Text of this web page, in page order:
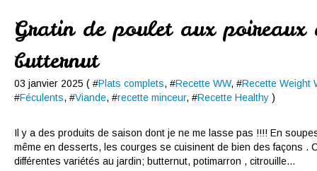
Gratin de poulet aux
butternut
03 janvier 2025 ( #Plats complets, #Recette WW, #Recette Weight
#Féculents, #Viande, #recette minceur, #Recette Healthy )
Il y a des produits de saison dont je ne me lasse pas !!!! En
même en desserts, les courges se cuisinent de bien des façons .
différentes variétés au jardin; butternut, potimarron , citrouille...